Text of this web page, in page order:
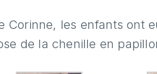
Corinne, les enfants ont
de la chenille en